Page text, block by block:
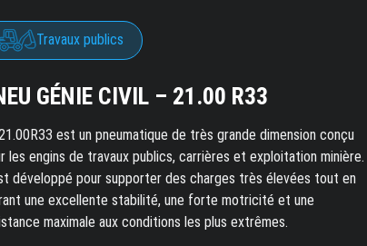
Travaux publics
GÉNIE CIVIL – 21.00 R33
est un pneumatique de très grande dimension conçu
les engins de travaux publics, carrières et exploitation minière.
développé pour supporter des charges très élevées tout en
une excellente stabilité, une forte motricité et une
maximale aux conditions les plus extrêmes.